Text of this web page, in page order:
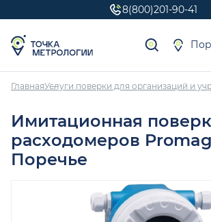
8(800)201-90-41
ГлавнаяУслуги поверки для организаций и
Имитационная
расходомеров
Поречье